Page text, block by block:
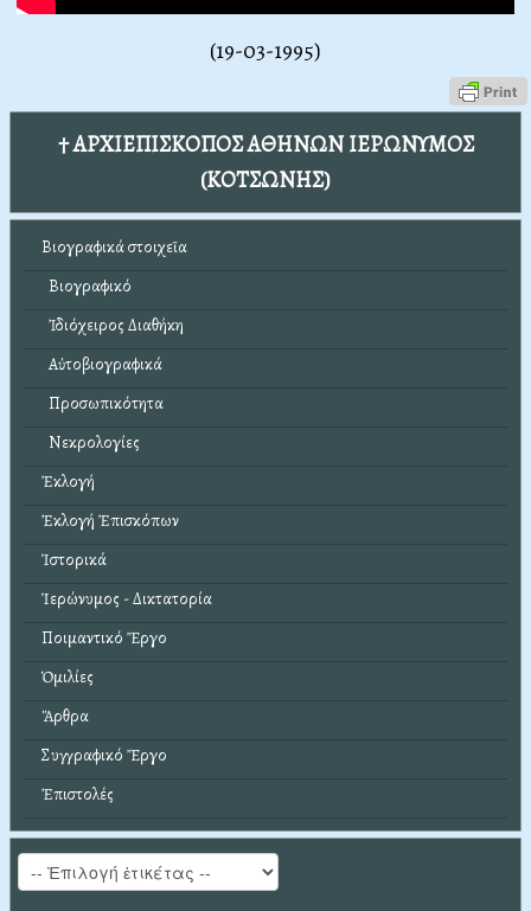
(19-03-1995)
† ΑΡΧΙΕΠΙΣΚΟΠΟΣ ΑΘΗΝΩΝ ΙΕΡΩΝΥΜΟΣ
(ΚΟΤΣΩΝΗΣ)
Βιογραφικά στοιχεῖα
Βιογραφικό
Ἰδιόχειρος Διαθήκη
Αὐτοβιογραφικά
Προσωπικότητα
Νεκρολογίες
Ἐκλογή
Ἐκλογή Ἐπισκόπων
Ἱστορικά
Ἱερώνυμος - Δικτατορία
Ποιμαντικό Ἔργο
Ὁμιλίες
Ἄρθρα
Συγγραφικό Ἔργο
Ἐπιστολές